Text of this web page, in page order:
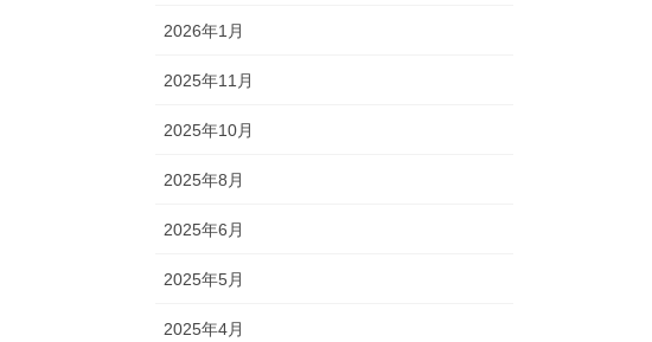
2026年1月
2025年11月
2025年10月
2025年8月
2025年6月
2025年5月
2025年4月